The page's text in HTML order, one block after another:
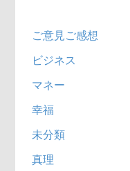
ご意見ご感想
ビジネス
マネー
幸福
未分類
真理